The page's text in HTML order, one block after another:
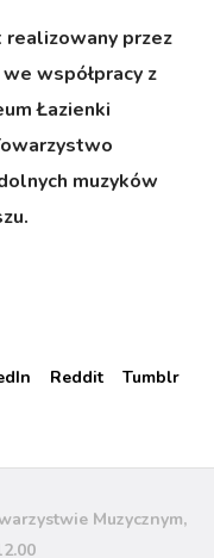
przez
współpracy z
Łazienki
muzyków
Reddit Tumblr
Muzycznym,